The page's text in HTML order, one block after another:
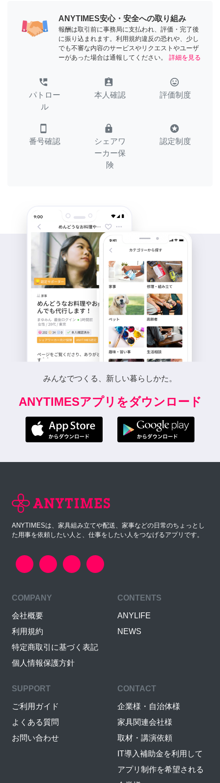
ANYTIMES安心・安全への取り組み
報酬は取引前に事務局に支払われ、評価・完了後
に振り込まれます。利用規約違反の恐れや、少し
でも不審な内容のサービスやリクエストやユーザ
ーがあった場合は通報してください。
詳細を見る
perm_phone_msg
パトロー
ル
assignment_ind
本人確認
tag_faces
評価制度
smartphone
番号確認
lock
シェアワ
ーカー保
険
stars
認定制度
みんなでつくる、新しい暮らしかた。
ANYTIMESアプリをダウンロード
ANYTIMESは、家具組み立てや配送、家事などの日常のちょっとし
た用事を依頼したい人と、仕事をしたい人をつなげるアプリです。
COMPANY
会社概要
利用規約
特定商取引に基づく表記
個人情報保護方針
CONTENTS
ANYLIFE
NEWS
SUPPORT
ご利用ガイド
よくある質問
お問い合わせ
CONTACT
企業様・自治体様
家具関連会社様
取材・講演依頼
IT導入補助金を利用して
アプリ制作を希望される